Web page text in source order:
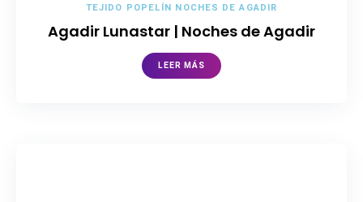
TEJIDO POPELÍN NOCHES DE AGADIR
Agadir Lunastar | Noches de Agadir
LEER MÁS